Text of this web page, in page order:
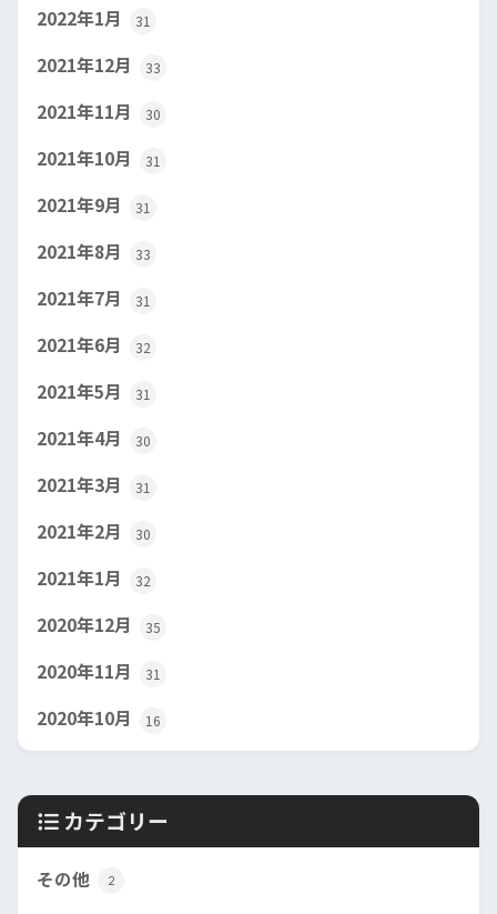
2022年1月 31
2021年12月 33
2021年11月 30
2021年10月 31
2021年9月 31
2021年8月 33
2021年7月 31
2021年6月 32
2021年5月 31
2021年4月 30
2021年3月 31
2021年2月 30
2021年1月 32
2020年12月 35
2020年11月 31
2020年10月 16
カテゴリー
その他 2